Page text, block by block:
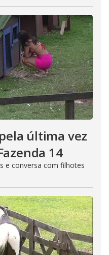
última vez
14
e conversa com filhotes